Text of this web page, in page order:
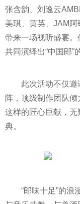
张含韵、刘逸云
美琪、黄英、JAM
带来一场视听盛宴。
共同演绎出“中国郎”
此次活动不仅
阵，顶级制作团队倾
这样的匠心巨献，
典。
“郎味十足”的浪